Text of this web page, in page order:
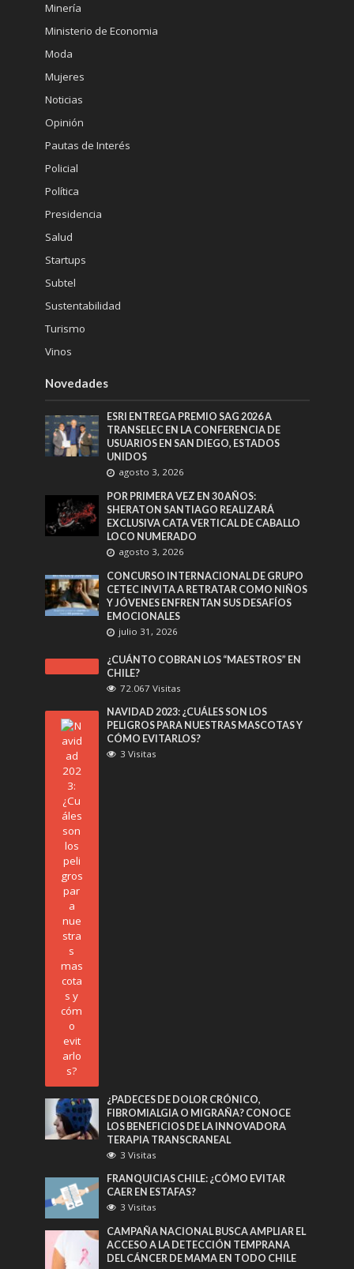
Minería
Ministerio de Economia
Moda
Mujeres
Noticias
Opinión
Pautas de Interés
Policial
Política
Presidencia
Salud
Startups
Subtel
Sustentabilidad
Turismo
Vinos
Novedades
ESRI ENTREGA PREMIO SAG 2026 A
TRANSELEC EN LA CONFERENCIA DE
USUARIOS EN SAN DIEGO, ESTADOS
UNIDOS
agosto 3, 2026
POR PRIMERA VEZ EN 30 AÑOS:
SHERATON SANTIAGO REALIZARÁ
EXCLUSIVA CATA VERTICAL DE CABALLO
LOCO NUMERADO
agosto 3, 2026
CONCURSO INTERNACIONAL DE GRUPO
CETEC INVITA A RETRATAR COMO NIÑOS
Y JÓVENES ENFRENTAN SUS DESAFÍOS
EMOCIONALES
julio 31, 2026
¿CUÁNTO COBRAN LOS “MAESTROS” EN
CHILE?
72.067 Visitas
NAVIDAD 2023: ¿CUÁLES SON LOS
PELIGROS PARA NUESTRAS MASCOTAS Y
CÓMO EVITARLOS?
3 Visitas
¿PADECES DE DOLOR CRÓNICO,
FIBROMIALGIA O MIGRAÑA? CONOCE
LOS BENEFICIOS DE LA INNOVADORA
TERAPIA TRANSCRANEAL
3 Visitas
FRANQUICIAS CHILE: ¿CÓMO EVITAR
CAER EN ESTAFAS?
3 Visitas
CAMPAÑA NACIONAL BUSCA AMPLIAR EL
ACCESO A LA DETECCIÓN TEMPRANA
DEL CÁNCER DE MAMA EN TODO CHILE